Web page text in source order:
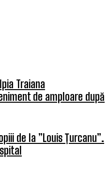
Traiana
de amploare după
de la ”Louis Țurcanu”.